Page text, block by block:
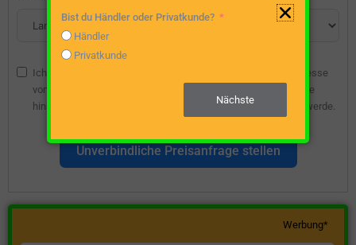
Ich bin damit einverstanden, dass die angegebene E-Mail-Adresse
vom Webseitenbetreiber gespeichert wird, damit ich über diese
hinsichtlich eines unverbindlichen Preisangebots kontaktiert werde.
Unverbindliche Preisanfrage stellen
Werbung*
Bist du Händler oder Privatkunde?
Händler
Privatkunde
Nächste